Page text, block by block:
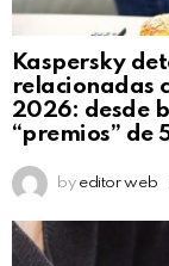
Kaspersky
relacionadas
2026: desde
“premios”
by editor web